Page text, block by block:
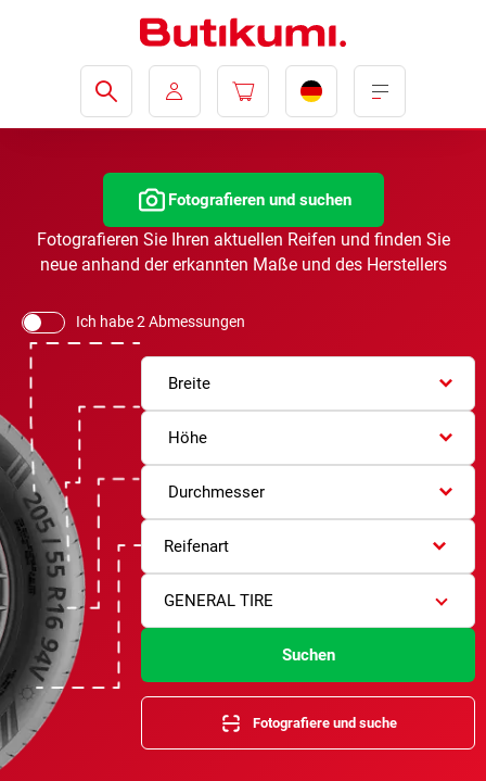
Fotografieren und suchen
Fotografieren Sie Ihren aktuellen Reifen und finden Sie
neue anhand der erkannten Maße und des Herstellers
Ich habe 2 Abmessungen
Breite
Höhe
Durchmesser
Reifenart
GENERAL TIRE
Suchen
Fotografiere und suche